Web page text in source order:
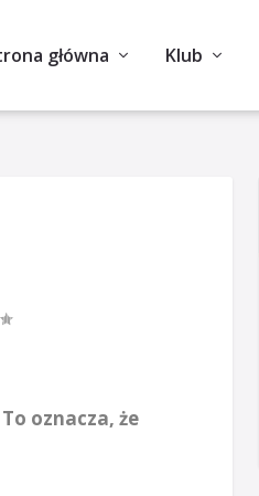
główna Klub
oznacza, że